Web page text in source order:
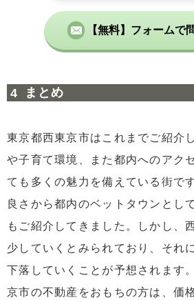
【無料】フォームで
まとめ
東京都西東京市はこれまでご紹介
や子育て環境、また都内へのアク
ても多くの魅力を備えている街で
良さから都内のベットタウンとし
もご紹介してきました。しかし、
少していくとみられており、それ
下落していくことが予想されます
京市の不動産をおもちの方は、価